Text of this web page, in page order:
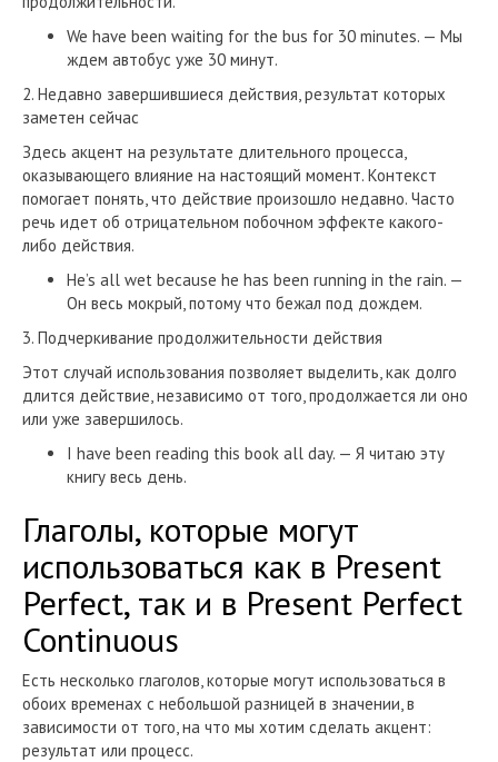
We have been waiting for the bus for 30 minutes. — Мы
ждем автобус уже 30 минут.
2. Недавно завершившиеся действия, результат которых
заметен сейчас
Здесь акцент на результате длительного процесса,
оказывающего влияние на настоящий момент. Контекст
помогает понять, что действие произошло недавно. Часто
речь идет об отрицательном побочном эффекте какого-
либо действия.
He’s all wet because he has been running in the rain. —
Он весь мокрый, потому что бежал под дождем.
3. Подчеркивание продолжительности действия
Этот случай использования позволяет выделить, как долго
длится действие, независимо от того, продолжается ли оно
или уже завершилось.
I have been reading this book all day. — Я читаю эту
книгу весь день.
Глаголы, которые могут
использоваться как в Present
Perfect, так и в Present Perfect
Continuous
Есть несколько глаголов, которые могут использоваться в
обоих временах с небольшой разницей в значении, в
зависимости от того, на что мы хотим сделать акцент:
результат или процесс.